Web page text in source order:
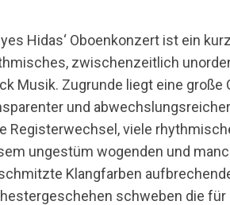
Hidas‘ Oboenkonzert ist ein
zwischenzeitlich
Musik. Zugrunde liegt eine große
und
Registerwechsel, viele
ungestüm wogenden und
Klangfarben
schweben die für